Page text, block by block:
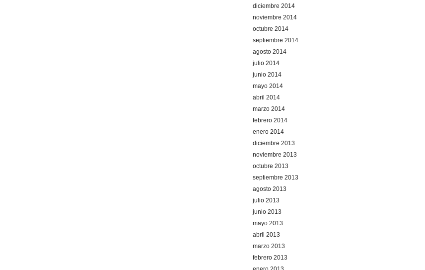
diciembre 2014
noviembre 2014
octubre 2014
septiembre 2014
agosto 2014
julio 2014
junio 2014
mayo 2014
abril 2014
marzo 2014
febrero 2014
enero 2014
diciembre 2013
noviembre 2013
octubre 2013
septiembre 2013
agosto 2013
julio 2013
junio 2013
mayo 2013
abril 2013
marzo 2013
febrero 2013